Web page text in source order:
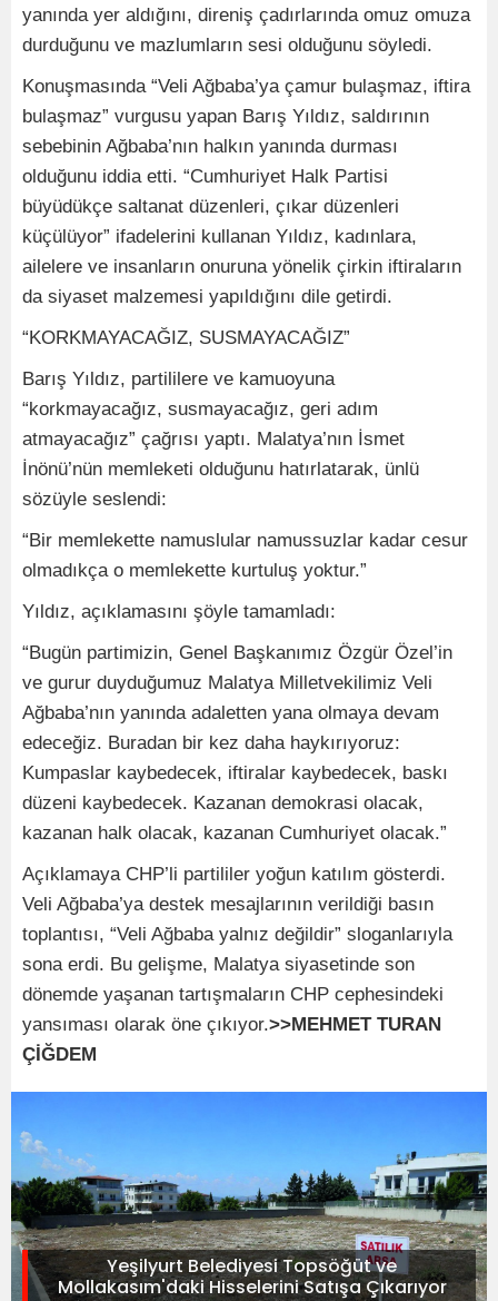
yanında yer aldığını, direniş çadırlarında omuz omuza
durduğunu ve mazlumların sesi olduğunu söyledi.
Konuşmasında “Veli Ağbaba’ya çamur bulaşmaz, iftira
bulaşmaz” vurgusu yapan Barış Yıldız, saldırının
sebebinin Ağbaba’nın halkın yanında durması
olduğunu iddia etti. “Cumhuriyet Halk Partisi
büyüdükçe saltanat düzenleri, çıkar düzenleri
küçülüyor” ifadelerini kullanan Yıldız, kadınlara,
ailelere ve insanların onuruna yönelik çirkin iftiraların
da siyaset malzemesi yapıldığını dile getirdi.
“KORKMAYACAĞIZ, SUSMAYACAĞIZ”
Barış Yıldız, partililere ve kamuoyuna
“korkmayacağız, susmayacağız, geri adım
atmayacağız” çağrısı yaptı. Malatya’nın İsmet
İnönü’nün memleketi olduğunu hatırlatarak, ünlü
sözüyle seslendi:
“Bir memlekette namuslular namussuzlar kadar cesur
olmadıkça o memlekette kurtuluş yoktur.”
Yıldız, açıklamasını şöyle tamamladı:
“Bugün partimizin, Genel Başkanımız Özgür Özel’in
ve gurur duyduğumuz Malatya Milletvekilimiz Veli
Ağbaba’nın yanında adaletten yana olmaya devam
edeceğiz. Buradan bir kez daha haykırıyoruz:
Kumpaslar kaybedecek, iftiralar kaybedecek, baskı
düzeni kaybedecek. Kazanan demokrasi olacak,
kazanan halk olacak, kazanan Cumhuriyet olacak.”
Açıklamaya CHP’li partililer yoğun katılım gösterdi.
Veli Ağbaba’ya destek mesajlarının verildiği basın
toplantısı, “Veli Ağbaba yalnız değildir” sloganlarıyla
sona erdi. Bu gelişme, Malatya siyasetinde son
dönemde yaşanan tartışmaların CHP cephesindeki
yansıması olarak öne çıkıyor.>>MEHMET TURAN
ÇİĞDEM
Yeşilyurt Belediyesi Topsöğüt ve
Mollakasım'daki Hisselerini Satışa Çıkarıyor